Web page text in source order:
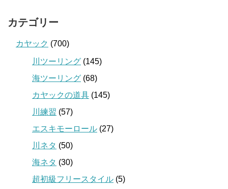
カテゴリー
カヤック (700)
川ツーリング (145)
海ツーリング (68)
カヤックの道具 (145)
川練習 (57)
エスキモーロール (27)
川ネタ (50)
海ネタ (30)
超初級フリースタイル (5)